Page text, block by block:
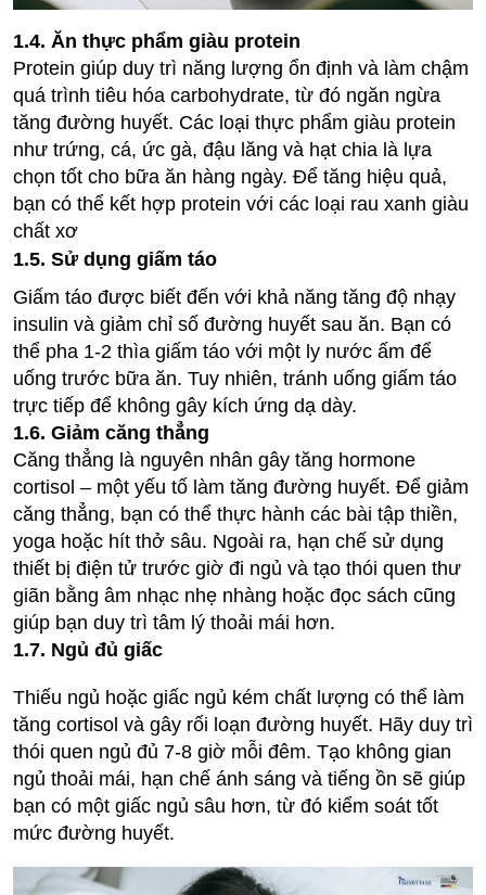
1.4. Ăn thực phẩm giàu protein
Protein giúp duy trì năng lượng ổn định và làm chậm
quá trình tiêu hóa carbohydrate, từ đó ngăn ngừa
tăng đường huyết. Các loại thực phẩm giàu protein
như trứng, cá, ức gà, đậu lăng và hạt chia là lựa
chọn tốt cho bữa ăn hàng ngày. Để tăng hiệu quả,
bạn có thể kết hợp protein với các loại rau xanh giàu
chất xơ
1.5. Sử dụng giấm táo
Giấm táo được biết đến với khả năng tăng độ nhạy
insulin và giảm chỉ số đường huyết sau ăn. Bạn có
thể pha 1-2 thìa giấm táo với một ly nước ấm để
uống trước bữa ăn. Tuy nhiên, tránh uống giấm táo
trực tiếp để không gây kích ứng dạ dày.
1.6. Giảm căng thẳng
Căng thẳng là nguyên nhân gây tăng hormone
cortisol – một yếu tố làm tăng đường huyết. Để giảm
căng thẳng, bạn có thể thực hành các bài tập thiền,
yoga hoặc hít thở sâu. Ngoài ra, hạn chế sử dụng
thiết bị điện tử trước giờ đi ngủ và tạo thói quen thư
giãn bằng âm nhạc nhẹ nhàng hoặc đọc sách cũng
giúp bạn duy trì tâm lý thoải mái hơn.
1.7. Ngủ đủ giấc
Thiếu ngủ hoặc giấc ngủ kém chất lượng có thể làm
tăng cortisol và gây rối loạn đường huyết. Hãy duy trì
thói quen ngủ đủ 7-8 giờ mỗi đêm. Tạo không gian
ngủ thoải mái, hạn chế ánh sáng và tiếng ồn sẽ giúp
bạn có một giấc ngủ sâu hơn, từ đó kiểm soát tốt
mức đường huyết.